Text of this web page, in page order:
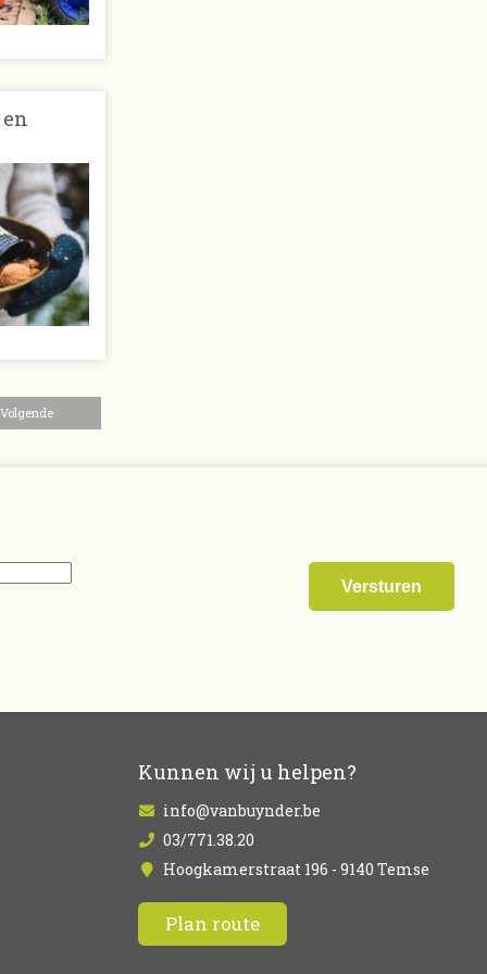
Volgende
Kunnen wij u helpen?
info@vanbuynder.be
03/771.38.20
Hoogkamerstraat 196 - 9140 Temse
Plan route